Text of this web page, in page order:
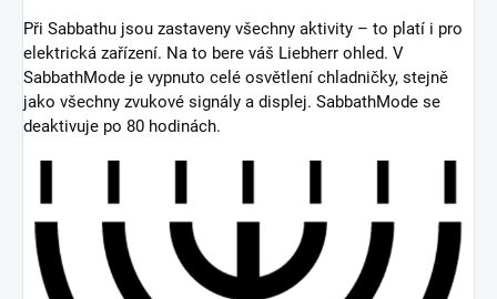
Při Sabbathu jsou zastaveny všechny aktivity – to platí i pro
elektrická zařízení. Na to bere váš Liebherr ohled. V
SabbathMode je vypnuto celé osvětlení chladničky, stejně
jako všechny zvukové signály a displej. SabbathMode se
deaktivuje po 80 hodinách.